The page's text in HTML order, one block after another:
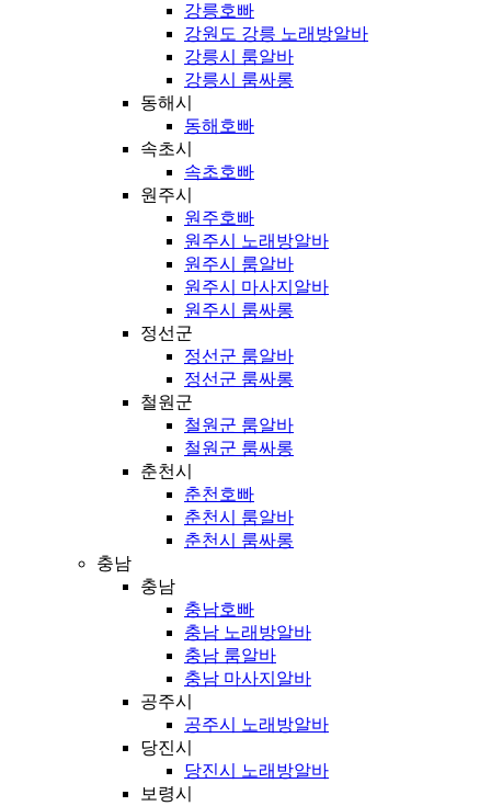
강릉호빠
강원도 강릉 노래방알바
강릉시 룸알바
강릉시 룸싸롱
동해시
동해호빠
속초시
속초호빠
원주시
원주호빠
원주시 노래방알바
원주시 룸알바
원주시 마사지알바
원주시 룸싸롱
정선군
정선군 룸알바
정선군 룸싸롱
철원군
철원군 룸알바
철원군 룸싸롱
춘천시
춘천호빠
춘천시 룸알바
춘천시 룸싸롱
충남
충남
충남호빠
충남 노래방알바
충남 룸알바
충남 마사지알바
공주시
공주시 노래방알바
당진시
당진시 노래방알바
보령시